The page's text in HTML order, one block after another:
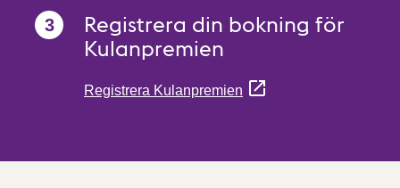
Registrera din bokning för
Kulanpremien
Registrera Kulanpremien